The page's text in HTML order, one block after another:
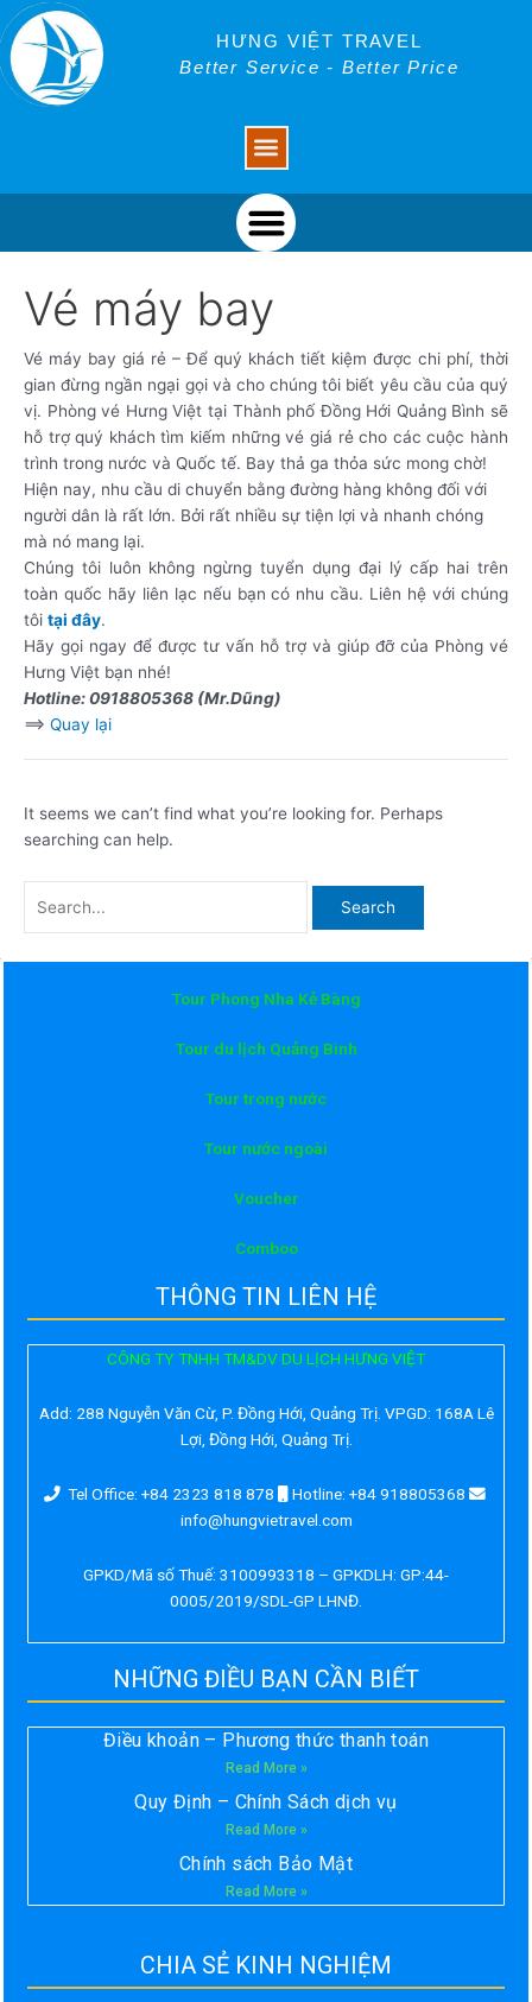
Skip
to
content
HƯNG VIỆT TRAVEL
Better Service - Better Price
Menu
Vé máy bay
Vé máy bay giá rẻ – Để quý khách tiết kiệm được chi phí, thời
gian đừng ngần ngại gọi và cho chúng tôi biết yêu cầu của quý
vị. Phòng vé Hưng Việt tại Thành phố Đồng Hới Quảng Bình sẽ
hỗ trợ quý khách tìm kiếm những vé giá rẻ cho các cuộc hành
trình trong nước và Quốc tế. Bay thả ga thỏa sức mong chờ!
Hiện nay, nhu cầu di chuyển bằng đường hàng không đối với
người dân là rất lớn. Bởi rất nhiều sự tiện lợi và nhanh chóng
mà nó mang lại.
Chúng tôi luôn không ngừng tuyển dụng đại lý cấp hai trên
toàn quốc hãy liên lạc nếu bạn có nhu cầu. Liên hệ với chúng
tôi tại đây.
Hãy gọi ngay để được tư vấn hỗ trợ và giúp đỡ của Phòng vé
Hưng Việt bạn nhé!
Hotline: 0918805368 (Mr.Dũng)
==> Quay lại
It seems we can’t find what you’re looking for. Perhaps
searching can help.
Search
for:
Tour Phong Nha Kẻ Bàng
Tour du lịch Quảng Bình
Tour trong nước
Tour nước ngoài
Voucher
Comboo
THÔNG TIN LIÊN HỆ
CÔNG TY TNHH TM&DV DU LỊCH HƯNG VIỆT
Add: 288 Nguyễn Văn Cừ, P. Đồng Hới, Quảng Trị. VPGD: 168A Lê
Lợi, Đồng Hới, Quảng Trị.
Tel Office: +84 2323 818 878
Hotline: +84 918805368
info@hungvietravel.com
GPKD/Mã số Thuế: 3100993318 – GPKDLH: GP:44-
0005/2019/SDL-GP LHNĐ.
NHỮNG ĐIỀU BẠN CẦN BIẾT
Điều khoản – Phương thức thanh toán
Read More »
Quy Định – Chính Sách dịch vụ
Read More »
Chính sách Bảo Mật
Read More »
CHIA SẺ KINH NGHIỆM